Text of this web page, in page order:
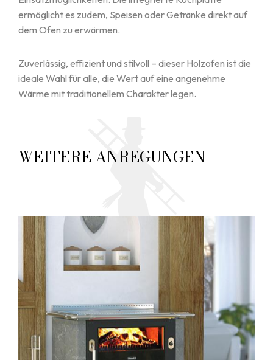
ermöglicht es zudem, Speisen oder Getränke direkt auf
dem Ofen zu erwärmen.
Zuverlässig, effizient und stilvoll – dieser Holzofen ist die
ideale Wahl für alle, die Wert auf eine angenehme
Wärme mit traditionellem Charakter legen.
WEITERE ANREGUNGEN